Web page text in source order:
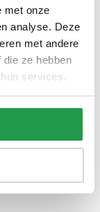
met onze
analyse. Deze
met andere
ze hebben
services.
ACTIEDEAL
opbergruimte
bank XL Links
een dag